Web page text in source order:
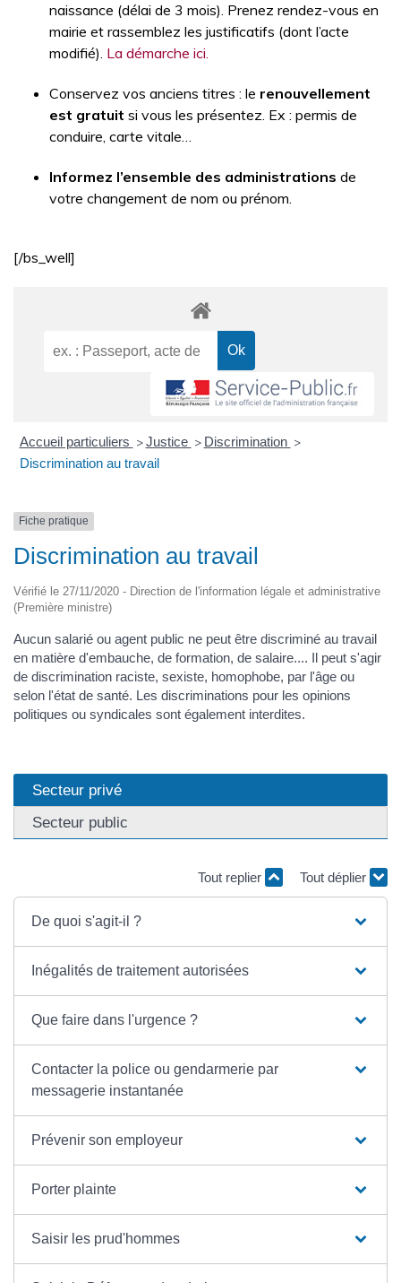
naissance (délai de 3 mois). Prenez rendez-vous en
mairie et rassemblez les justificatifs (dont l’acte
modifié). La démarche ici.
Conservez vos anciens titres : le renouvellement
est gratuit si vous les présentez. Ex : permis de
conduire, carte vitale…
Informez l’ensemble des administrations de
votre changement de nom ou prénom.
[/bs_well]
Accueil particuliers > Justice > Discrimination >
Discrimination au travail
Fiche pratique
Discrimination au travail
Vérifié le 27/11/2020 - Direction de l'information légale et administrative
(Première ministre)
Aucun salarié ou agent public ne peut être discriminé au travail
en matière d'embauche, de formation, de salaire.... Il peut s'agir
de discrimination raciste, sexiste, homophobe, par l'âge ou
selon l'état de santé. Les discriminations pour les opinions
politiques ou syndicales sont également interdites.
Secteur privé
Secteur public
Tout replier Tout déplier
De quoi s'agit-il ?
Inégalités de traitement autorisées
Que faire dans l'urgence ?
Contacter la police ou gendarmerie par
messagerie instantanée
Prévenir son employeur
Porter plainte
Saisir les prud'hommes